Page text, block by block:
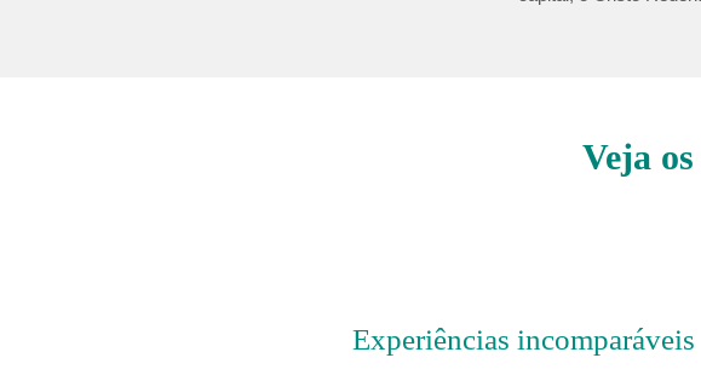
Veja
Experiências incomparáveis